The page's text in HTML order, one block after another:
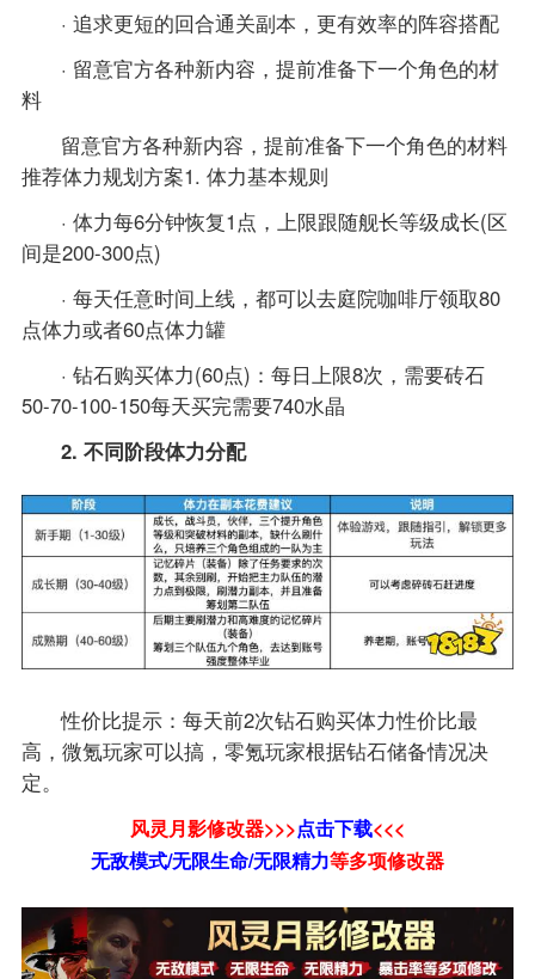
· 追求更短的回合通关副本，更有效率的阵容搭配
· 留意官方各种新内容，提前准备下一个角色的材
料
留意官方各种新内容，提前准备下一个角色的材料
推荐体力规划方案1. 体力基本规则
· 体力每6分钟恢复1点，上限跟随舰长等级成长(区
间是200-300点)
· 每天任意时间上线，都可以去庭院咖啡厅领取80
点体力或者60点体力罐
· 钻石购买体力(60点)：每日上限8次，需要砖石
50-70-100-150每天买完需要740水晶
2. 不同阶段体力分配
性价比提示：每天前2次钻石购买体力性价比最
高，微氪玩家可以搞，零氪玩家根据钻石储备情况决
定。
风灵月影修改器>>>点击下载<<<
无敌模式/无限生命/无限精力等多项修改器